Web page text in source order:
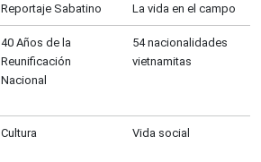
Reportaje Sabatino La vida en el campo
40 Años de la
Reunificación
Nacional
54 nacionalidades
vietnamitas
Cultura Vida social